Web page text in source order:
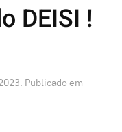
DEISI !
. Publicado em